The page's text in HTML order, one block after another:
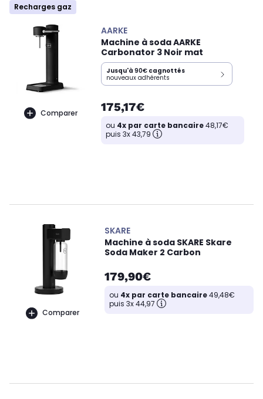
Recharges gaz
Comparer
AARKE
Machine à soda AARKE
Carbonator 3 Noir mat
Jusqu'à 90€ cagnottés
nouveaux adhérents
175,17€
ou 4x par carte bancaire48,17€
puis 3x 43,79
Comparer
SKARE
Machine à soda SKARE Skare
Soda Maker 2 Carbon
179,90€
ou 4x par carte bancaire49,48€
puis 3x 44,97